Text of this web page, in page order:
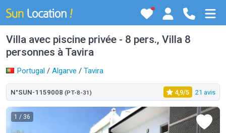
Villa avec piscine privée - 8 pers., Villa 8
personnes à Tavira
Portugal / Algarve / Tavira
N°SUN-1159008 (PT-8-31) 4,9/5 21 avis
1 / 36